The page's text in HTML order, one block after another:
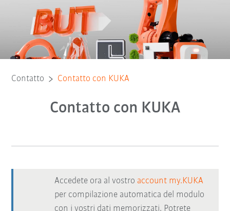
Contatto Contatto con KUKA
Contatto con KUKA
Accedete ora al vostro account my.KUKA
per compilazione automatica del modulo
con i vostri dati memorizzati. Potrete